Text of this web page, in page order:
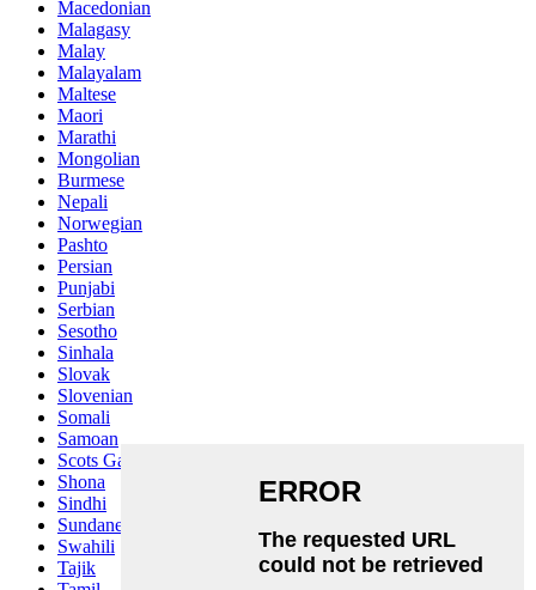
Macedonian
Malagasy
Malay
Malayalam
Maltese
Maori
Marathi
Mongolian
Burmese
Nepali
Norwegian
Pashto
Persian
Punjabi
Serbian
Sesotho
Sinhala
Slovak
Slovenian
Somali
Samoan
Scots Gaelic
Shona
Sindhi
Sundanese
Swahili
Tajik